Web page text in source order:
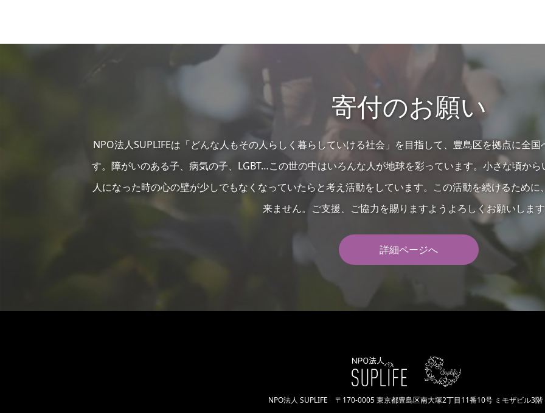
寄付のお願い
NPO法人SUPLIFEは「どんな人もその人らしく暮らしていける社会」を目指して、豊島区を拠点に全
す。障がいのある子、病気の子、LGBT…この世の中はいろんな人が地球を彩っています。小さな頃か
人になった時の心の壁が少しでもなくなっていたらと考え活動をしています。この活動を続けるため
来ません。ご支援、ご協力を賜りますようよろしくお願いします
詳細ページへ
NPO法人 SUPLIFE 〒170-0005 東京都豊島区南大塚2丁目11番10号 ミモザビル3階